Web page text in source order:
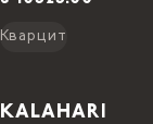
Кварцит
KALAHARI